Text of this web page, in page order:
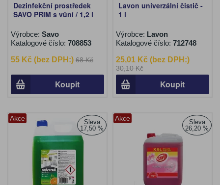
Dezinfekční prostředek
SAVO PRIM s vůní / 1,2 l
Výrobce: Savo
Katalogové číslo: 708853
55 Kč (bez DPH:) 68 Kč
Koupit
Lavon univerzální čistič -
1 l
Výrobce: Lavon
Katalogové číslo: 712748
25,01 Kč (bez DPH:)
30,10 Kč
Koupit
Akce
Sleva
17,50 %
Akce
Sleva
26,20 %